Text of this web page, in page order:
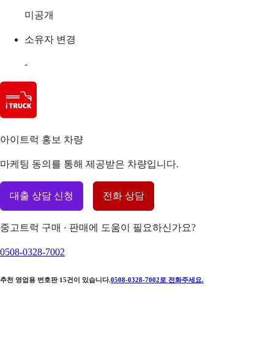
미공개
소유자 변경
-
아이트럭 홍보 차량
마케팅 동의를 통해 제공받은 차량입니다.
대출 상담 신청 전화 상담
중고트럭 구매 · 판매에 도움이 필요하신가요?
0508-0328-7002
추천 영업용 번호판 15건이 있습니다.0508-0328-7002 로 전화주세요.